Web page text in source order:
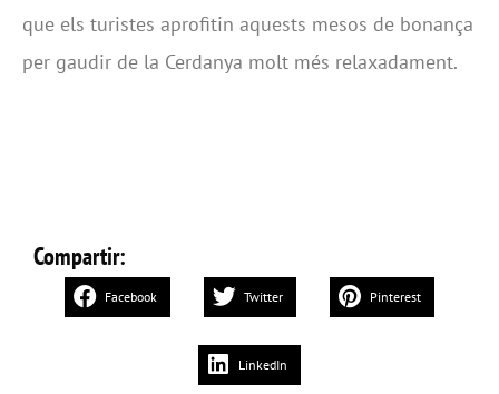
que els turistes aprofitin aquests mesos de bonança
per gaudir de la Cerdanya molt més relaxadament.
Compartir:
Facebook Twitter Pinterest
LinkedIn